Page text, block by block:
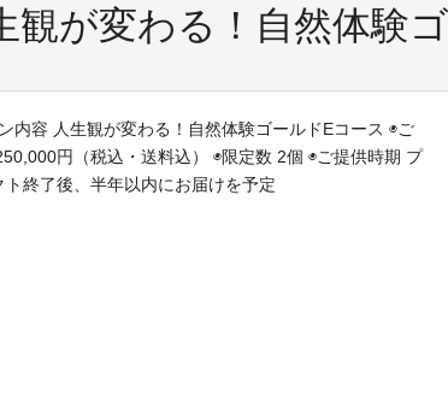
観が変わる！自然体験
内容 人生観が変わる！自然体験ゴールドEコース ◉ご
円（税込・送料込） ◉限定数 2個 ◉ご提供時期 プ
ト終了後、半年以内にお届けを予定